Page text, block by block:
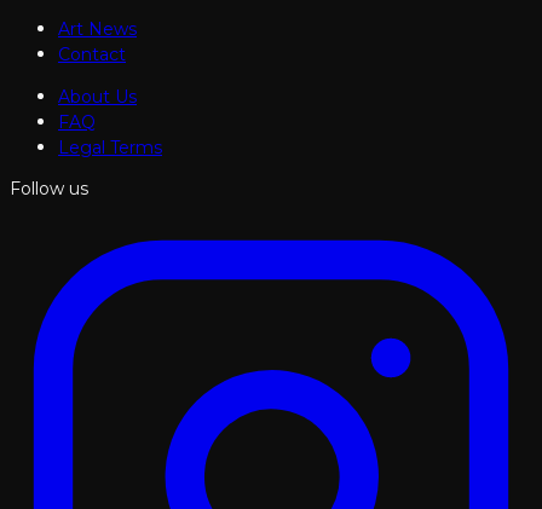
Art News
Contact
About Us
FAQ
Legal Terms
Follow us